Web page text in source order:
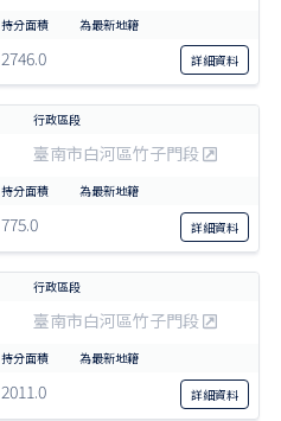
2746.0 詳細資料
臺南市白河區竹子門段
775.0 詳細資料
臺南市白河區竹子門段
2011.0 詳細資料